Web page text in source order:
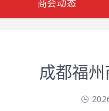
商会动态
成都福